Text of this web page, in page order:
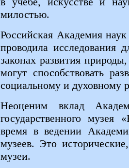
милостью.
Российская Академия
проводила исследования
законах развития
могут способствовать
социальному и духовному
Неоценим вклад
государственного музея
время в ведении
музеев. Это
музеи.